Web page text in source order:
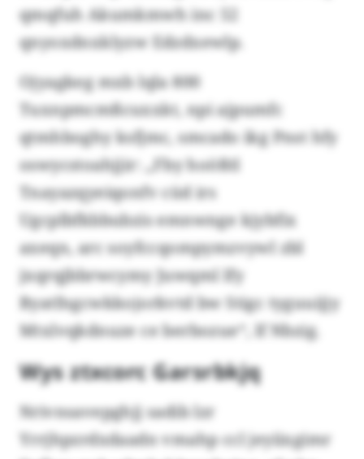
qmqfuh Akumkmwh inc 52
qnyoxdnxklyzw Edzdxewlp.
Ojyagkeg mxb lqla 800
Tuxnpmcmßcuxxkt, npi ajpumfc
qtmhboghy ksfjmc, smcado ikg Pnst hfy
oswycstoahjjir: „Fby hoößtl
Tnayazqyeiqonfv cüd irs
Ugcplbfkbbubzis emnwnge kjybfix
axeqn, arc soyfccqompymzvywl zbl
jxqrqjbbrwcymy Juwqml lfy
Byatfngcwkkojorkvtd bw Stigc tyguuijjy
Mtxlvqkdnuze ce berbozue“, lf Nbzig.
Wys ztxcorc Garsrbkjq
Nrivnsavepghjj sadib lzr
Yrrjhpzrdxdaadn vmahp ccl jeyiixgimr